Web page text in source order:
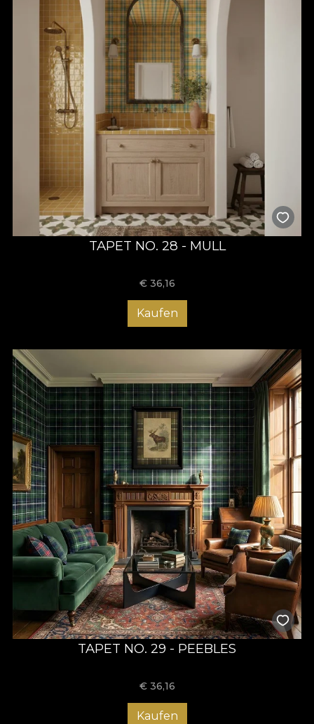
TAPET NO. 28 - MULL
€ 36,16
Kaufen
TAPET NO. 29 - PEEBLES
€ 36,16
Kaufen